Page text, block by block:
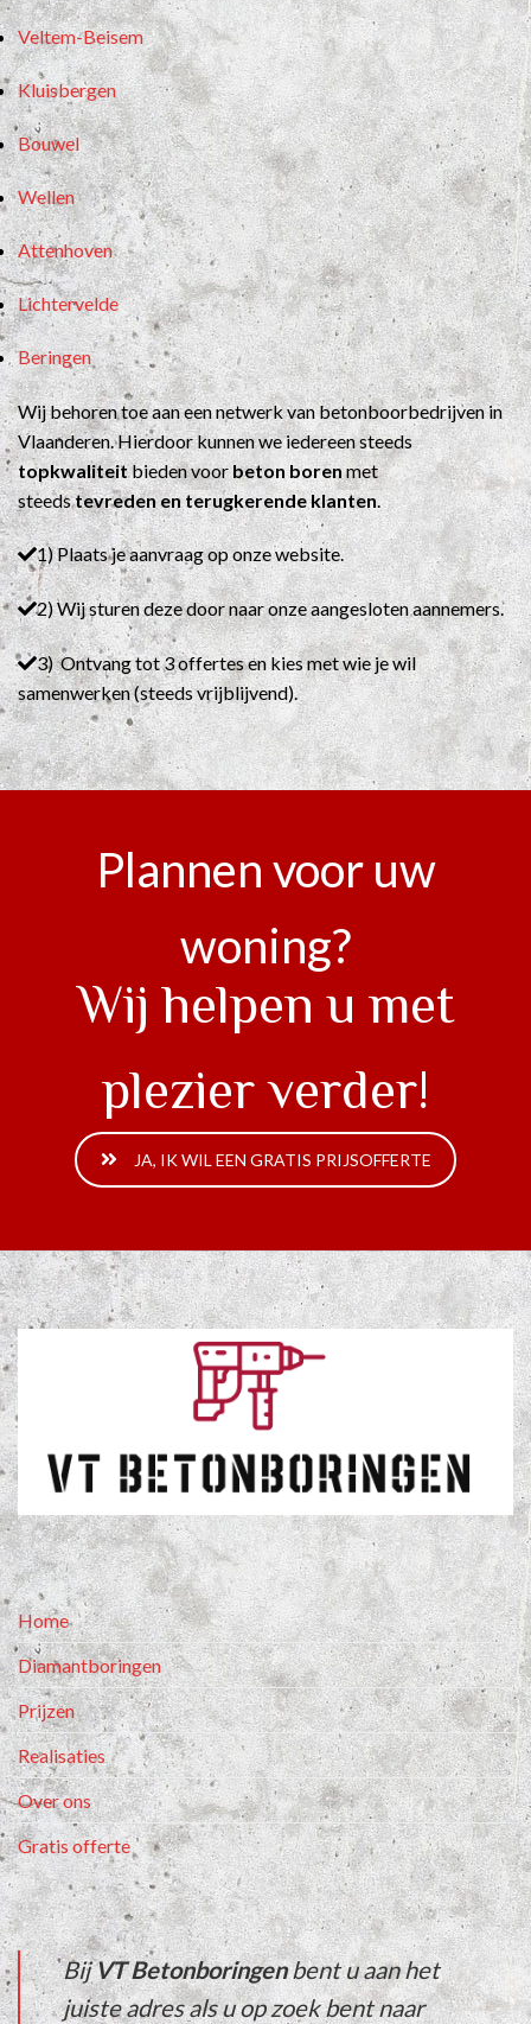
Veltem-Beisem
Kluisbergen
Bouwel
Wellen
Attenhoven
Lichtervelde
Beringen
Wij behoren toe aan een netwerk van betonboorbedrijven in
Vlaanderen. Hierdoor kunnen we iedereen steeds
topkwaliteitbieden voorbeton borenmet
steedstevreden en terugkerende klanten
1) Plaats je aanvraag op onze website.
2) Wij sturen deze door naar onze aangesloten aannemers.
3) Ontvang tot 3 offertes en kies met wie je wil
samenwerken (steeds vrijblijvend).
Plannen voor uw
woning?
Wij helpen u met
plezier verder!
JA, IK WIL EEN GRATIS PRIJSOFFERTE
Home
Diamantboringen
Prijzen
Realisaties
Over ons
Gratis offerte
BijVT Betonboringenbent u aan het
juiste adres als u op zoek bent naar